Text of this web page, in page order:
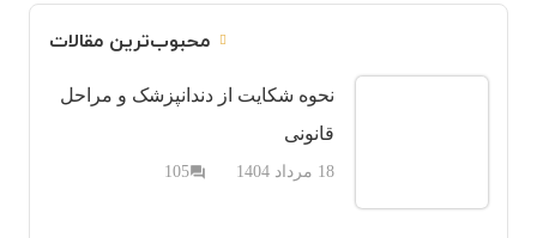
محبوب‌ترین مقالات
نحوه شکایت از دندانپزشک و مراحل
قانونی
18 مرداد 1404 question_answer
105دیدگاه